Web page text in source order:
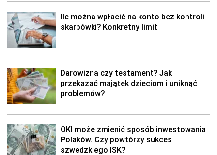
Ile można wpłacić na konto bez kontroli
skarbówki? Konkretny limit
Darowizna czy testament? Jak
przekazać majątek dzieciom i uniknąć
problemów?
OKI może zmienić sposób inwestowania
Polaków. Czy powtórzy sukces
szwedzkiego ISK?